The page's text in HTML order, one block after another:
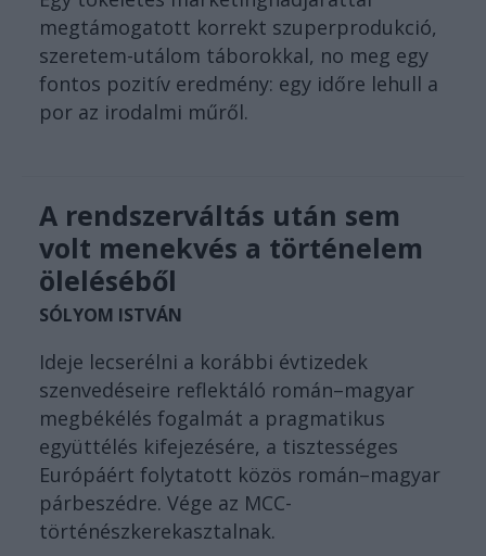
megtámogatott korrekt szuperprodukció,
szeretem-utálom táborokkal, no meg egy
fontos pozitív eredmény: egy időre lehull a
por az irodalmi műről.
A rendszerváltás után sem
volt menekvés a történelem
öleléséből
SÓLYOM ISTVÁN
Ideje lecserélni a korábbi évtizedek
szenvedéseire reflektáló román–magyar
megbékélés fogalmát a pragmatikus
együttélés kifejezésére, a tisztességes
Európáért folytatott közös román–magyar
párbeszédre. Vége az MCC-
történészkerekasztalnak.